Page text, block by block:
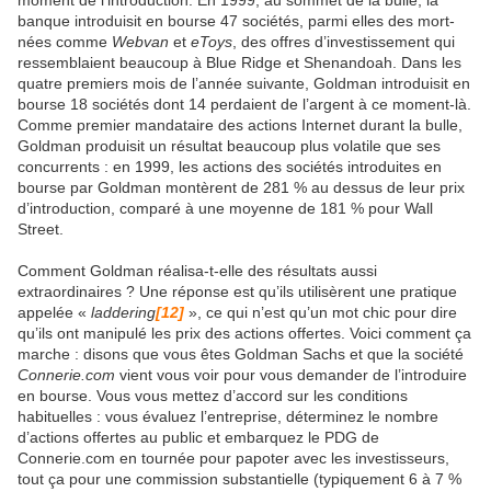
banque introduisit en bourse 47 sociétés, parmi elles des mort-
nées comme Webvan et eToys , des offres d’investissement qui
ressemblaient beaucoup à Blue Ridge et Shenandoah. Dans les
quatre premiers mois de l’année suivante, Goldman introduisit en
bourse 18 sociétés dont 14 perdaient de l’argent à ce moment-là.
Comme premier mandataire des actions Internet durant la bulle,
Goldman produisit un résultat beaucoup plus volatile que ses
concurrents : en 1999, les actions des sociétés introduites en
bourse par Goldman montèrent de 281 % au dessus de leur prix
d’introduction, comparé à une moyenne de 181 % pour Wall
Street.
Comment Goldman réalisa-t-elle des résultats aussi
extraordinaires ? Une réponse est qu’ils utilisèrent une pratique
appelée « laddering[12] », ce qui n’est qu’un mot chic pour dire
qu’ils ont manipulé les prix des actions offertes. Voici comment ça
marche : disons que vous êtes Goldman Sachs et que la société
Connerie.com vient vous voir pour vous demander de l’introduire
en bourse. Vous vous mettez d’accord sur les conditions
habituelles : vous évaluez l’entreprise, déterminez le nombre
d’actions offertes au public et embarquez le PDG de
Connerie.com en tournée pour papoter avec les investisseurs,
tout ça pour une commission substantielle (typiquement 6 à 7 %